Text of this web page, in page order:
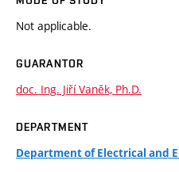
Not applicable.
GUARANTOR
doc. Ing. Jiří Vaněk, Ph.D.
DEPARTMENT
Department of Electrical and